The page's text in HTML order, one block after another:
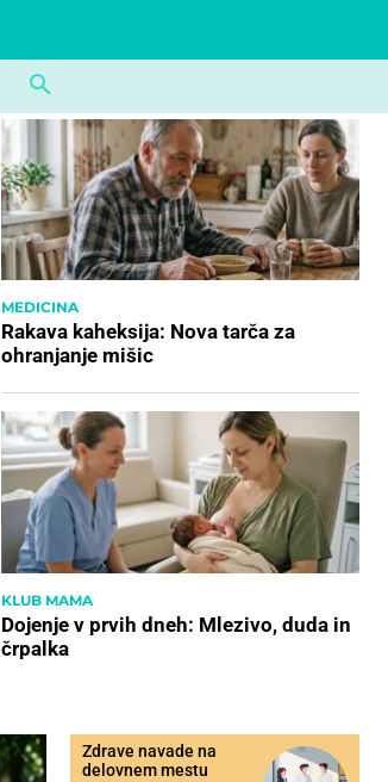
MEDICINA
Rakava kaheksija: Nova tarča za
ohranjanje mišic
KLUB MAMA
Dojenje v prvih dneh: Mlezivo, duda in
črpalka
Zdrave navade na
delovnem mestu